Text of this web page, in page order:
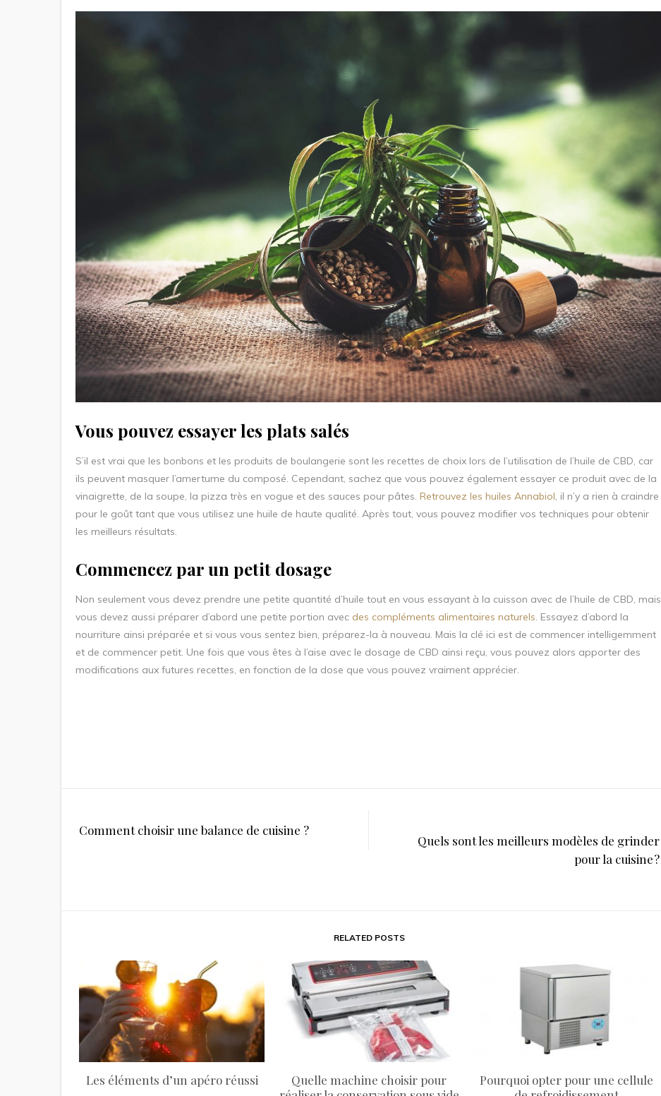
Vous pouvez essayer les plats salés
S’il est vrai que les bonbons et les produits de boulangerie sont les recettes de choix lors de l’utilisation de l’huile de CBD, car
ils peuvent masquer l’amertume du composé. Cependant, sachez que vous pouvez également essayer ce produit avec de la
vinaigrette, de la soupe, la pizza très en vogue et des sauces pour pâtes. Retrouvez les huiles Annabiol, il n’y a rien à craindre
pour le goût tant que vous utilisez une huile de haute qualité. Après tout, vous pouvez modifier vos techniques pour obtenir
les meilleurs résultats.
Commencez par un petit dosage
Non seulement vous devez prendre une petite quantité d’huile tout en vous essayant à la cuisson avec de l’huile de CBD, mais
vous devez aussi préparer d’abord une petite portion avec des compléments alimentaires naturels. Essayez d’abord la
nourriture ainsi préparée et si vous vous sentez bien, préparez-la à nouveau. Mais la clé ici est de commencer intelligemment
et de commencer petit. Une fois que vous êtes à l’aise avec le dosage de CBD ainsi reçu, vous pouvez alors apporter des
modifications aux futures recettes, en fonction de la dose que vous pouvez vraiment apprécier.
Navigation
de
Comment choisir une balance de cuisine ?
Quels sont les meilleurs modèles de grinder
pour la cuisine ?
RELATED POSTS
Les éléments d’un apéro réussi
Quelle machine choisir pour
Pourquoi opter pour une cellule